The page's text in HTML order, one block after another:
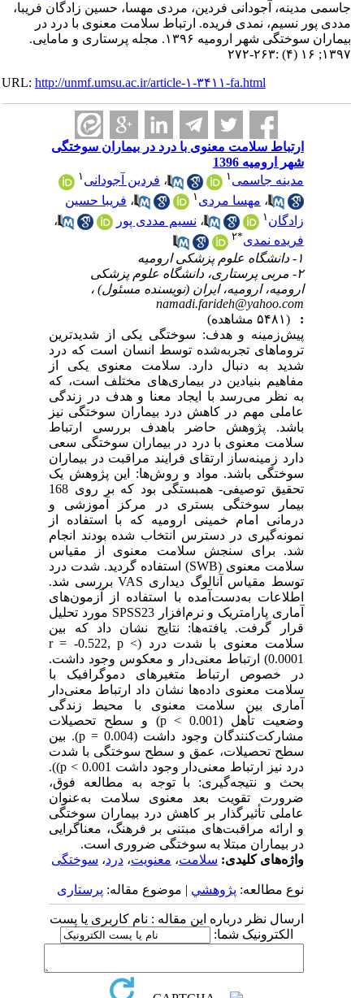
جاسمی مدینه، آجودانی فردین، مردی مهسا، حسین زادگان فریبا،
مددی پور نسیم، نمدی فریده. ارتباط سلامت معنوی با درد در
بیماران سوختگی شهر ارومیه ۱۳۹۶. مجله پرستاری و مامایی.
۱۳۹۷; ۱۶ (۴) :۲۶۳-۲۷۲
URL:http://unmf.umsu.ac.ir/article-۱-۳۴۱۱-fa.html
ارتباط سلامت معنوی با درد در بیماران سوختگی
شهر ارومیه 1396
مدینه جاسمی
،فردین آجودانی
،مهسا مردی ،فریبا حسین
زادگان ۱ ،نسیم مددی پور
،
فریده نمدی
۲
۲- مربی پرستاری، دانشگاه علوم پزشکی
ارومیه، ارومیه، ایران (نویسنده مسئول) ،
namadi.farideh@yahoo.com
پیش‌زمینه و هدف: سوختگی یکی از شدیدترین
تروماهای تجربه‌شده توسط انسان است که درد
شدید به دنبال دارد. سلامت معنوی یکی از
مفاهیم بنیادین در بیماری‌های مختلف است، که
به نظر می‌رسد با ایجاد معنا و هدف در زندگی
عاملی مهم در کاهش درد بیماران سوختگی نیز
باشد. پژوهش حاضر باهدف بررسی ارتباط
سلامت معنوی با درد در بیماران سوختگی سعی
دارد زمینه‌ساز ارتقای فرایند مراقبت در بیماران
سوختگی باشد. مواد و روش‌ها: این پژوهش یک
تحقیق توصیفی- همبستگی بود که بر روی 168
بیمار سوختگی بستری در مرکز آموزشی و
درمانی امام خمینی ارومیه که با استفاده از
نمونه‌گیری در دسترس انتخاب شده بودند انجام
شد. برای سنجش سلامت معنوی از مقیاس
سلامت معنوی (SWB) استفاده گردید. شدت درد
توسط مقیاس آنالوگ دیداری VAS بررسی شد.
اطلاعات به‌دست‌آمده با استفاده از آزمون‌های
آماری پارامتریک و نرم‌افزار SPSS23 مورد تحلیل
قرار گرفت. یافته‌ها: نتایج نشان داد که بین
سلامت معنوی با شدت درد (r = -0.522, p <
0.0001) ارتباط معنی‌دار و معکوس وجود داشت.
در خصوص ارتباط متغیرهای دموگرافیک با
سلامت معنوی داده‌ها نشان داد ارتباط معنی‌دار
آماری بین سلامت معنوی با محیط زندگی
وضعیت تأهل (p < 0.001) و سطح تحصیلات
مشارکت‌کنندگان وجود داشت (p = 0.004). بین
سطح تحصیلات، عمق و سطح سوختگی با شدت
درد نیز ارتباط معنی‌دار وجود داشت p < 0.001)).
بحث و نتیجه‌گیری: با توجه به مطالعه فوق،
ضرورت تقویت بعد معنوی سلامت به‌عنوان
عاملی تأثیرگذار بر کاهش درد بیماران سوختگی
و ارائه مراقبت‌های مبتنی بر فرهنگ، معناگرایی
در بیماران مبتلا به سوختگی ضروری است.
واژه‌های کلیدی:سلامت،معنویت،درد ،سوختگی
نوع مطالعه:پژوهشي| موضوع مقاله:پرستاری
ارسال نظر درباره این مقاله : نام کاربری یا پست
الکترونیک شما: